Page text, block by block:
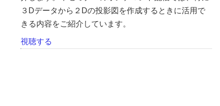
３Dデータから２Dの投影図を作成するときに活用で
きる内容をご紹介しています。
視聴する